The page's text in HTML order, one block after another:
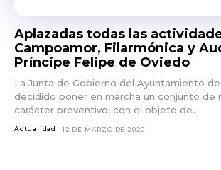
Aplazadas todas las
Campoamor, Filarmónica y
Príncipe Felipe de Oviedo
La Junta de Gobierno del Ayuntamiento
decidido poner en marcha un conjunto de
carácter preventivo, con el objeto de...
Actualidad 12 DE MARZO DE 2020